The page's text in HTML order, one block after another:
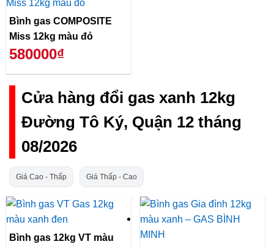
Bình gas COMPOSITE
Miss 12kg màu đỏ
580000₫
Cửa hàng đổi gas xanh 12kg
Đường Tô Ký, Quận 12 tháng
08/2026
Giá Cao - Thấp Giá Thấp - Cao
Bình gas 12kg VT màu